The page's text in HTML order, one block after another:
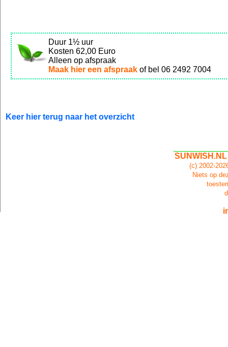
Duur 1½ uur
Kosten 62,00 Euro
Alleen op afspraak
Maak hier een afspraakof bel 06 2492 7004
Keer hier terug naar het overzicht
(c) 2002-
Niets op